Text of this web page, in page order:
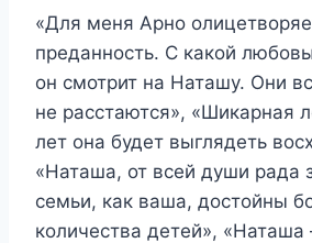
«Для меня Арно
преданность. С какой
он смотрит на Наташу. Они
не расстаются», «Шикарная
лет она будет выглядеть
«Наташа, от всей души рада
семьи, как ваша, достойны
количества детей»,